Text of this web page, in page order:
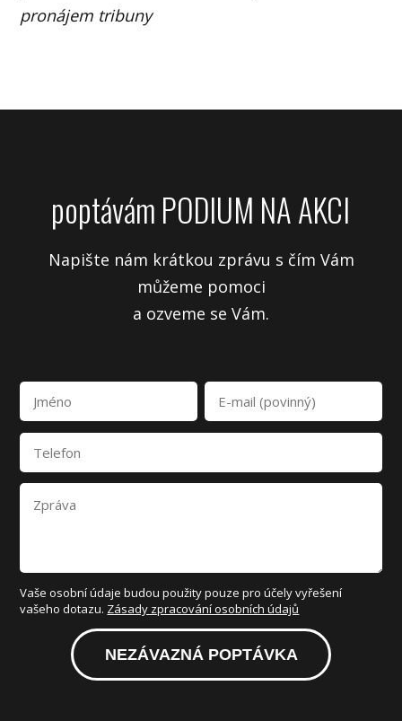
pronájem tribuny
poptávám PODIUM NA AKCI
Napište nám krátkou zprávu s čím Vám
můžeme pomoci
a ozveme se Vám.
Vaše osobní údaje budou použity pouze pro účely vyřešení
vašeho dotazu. Zásady zpracování osobních údajů
NEZÁVAZNÁ POPTÁVKA